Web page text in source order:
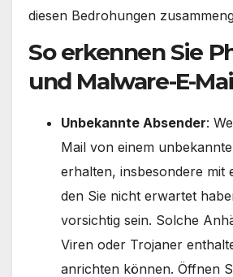
diesen Bedrohungen
So erkennen Sie
und Malware-E-
Unbekannte Absender:
Mail von einem
erhalten, insbesondere mit
den Sie nicht erwartet
vorsichtig sein. Solche
Viren oder Trojaner
anrichten können. Öffnen